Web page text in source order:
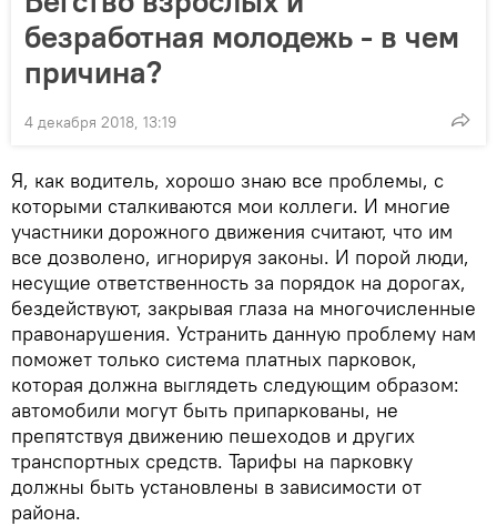
безработная молодежь - в чем
причина?
4 декабря 2018, 13:19
Я, как водитель, хорошо знаю все проблемы, с
которыми сталкиваются мои коллеги. И многие
участники дорожного движения считают, что им
все дозволено, игнорируя законы. И порой люди,
несущие ответственность за порядок на дорогах,
бездействуют, закрывая глаза на многочисленные
правонарушения. Устранить данную проблему нам
поможет только система платных парковок,
которая должна выглядеть следующим образом:
автомобили могут быть припаркованы, не
препятствуя движению пешеходов и других
транспортных средств. Тарифы на парковку
должны быть установлены в зависимости от
района.